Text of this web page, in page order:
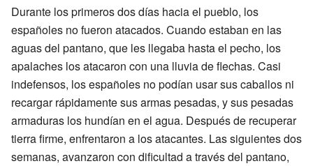
Durante los primeros dos días hacia el pueblo, los
españoles no fueron atacados. Cuando estaban en las
aguas del pantano, que les llegaba hasta el pecho, los
apalaches los atacaron con una lluvia de flechas. Casi
indefensos, los españoles no podían usar sus caballos ni
recargar rápidamente sus armas pesadas, y sus pesadas
armaduras los hundían en el agua. Después de recuperar
tierra firme, enfrentaron a los atacantes. Las siguientes dos
semanas, avanzaron con dificultad a través del pantano,